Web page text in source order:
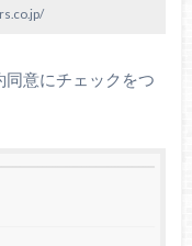
意にチェックをつ